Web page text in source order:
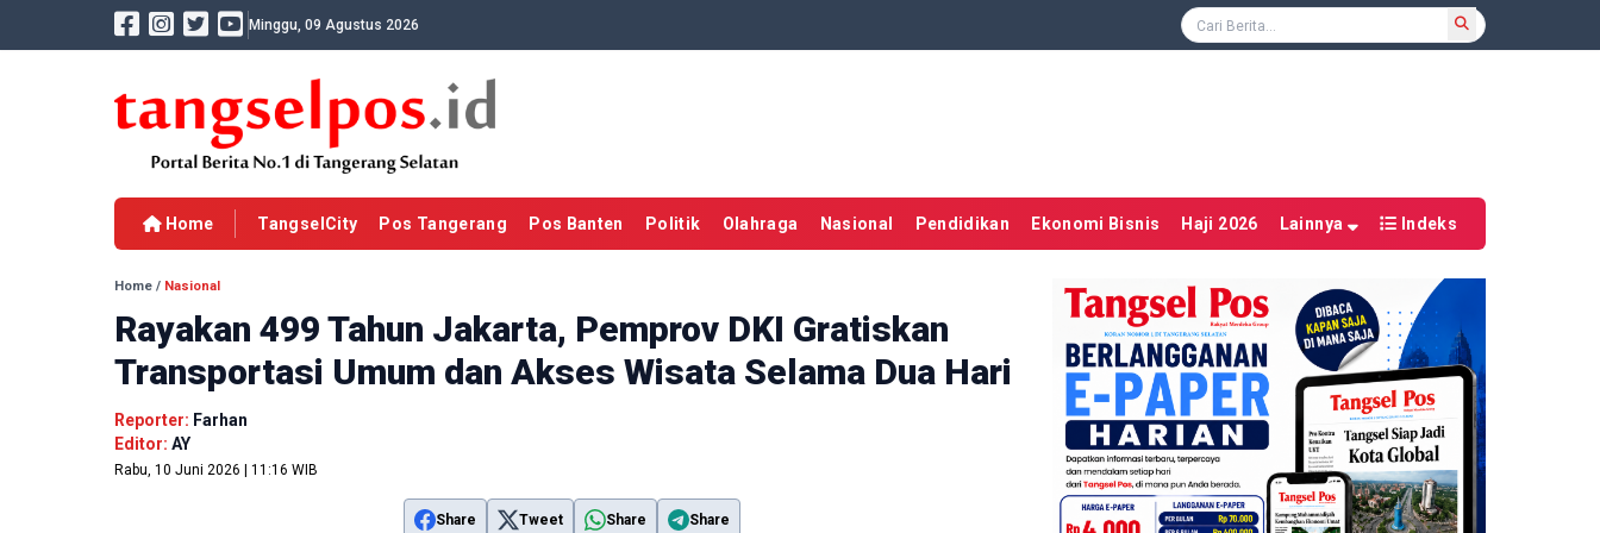
Minggu, 09 Agustus 2026
Home TangselCity Pos Tangerang Pos Banten Politik Olahraga Nasional Pendidikan Ekonomi Bisnis Haji 2026 Lainnya Indeks
Home / Nasional
Rayakan 499 Tahun Jakarta, Pemprov DKI Gratiskan
Transportasi Umum dan Akses Wisata Selama Dua Hari
Reporter: Farhan
Editor: AY
Rabu, 10 Juni 2026 | 11:16 WIB
Share Tweet Share Share